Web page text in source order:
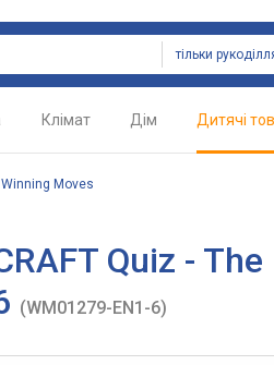
Клімат Дім Дитячі
Winning Moves
Quiz -
(WM01279-EN1-6)